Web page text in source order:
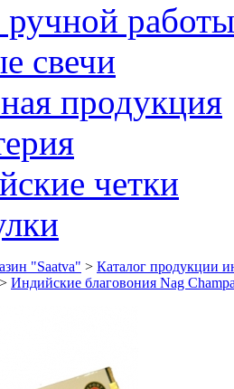
работы
свечи
продукция
четки
"Saatva" > Каталог продукции
> Индийские благовония Nag